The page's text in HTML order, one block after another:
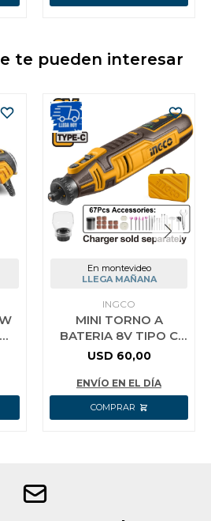
te pueden interesar
En montevideo
LLEGA MAÑANA
INGCO
MINI TORNO A
BATERIA 8V TIPO C
CON VALIJA+
CMGLI0801
USD 60,00
ENVÍO EN EL DÍA